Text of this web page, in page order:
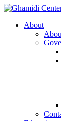
About